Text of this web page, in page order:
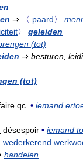
⇒ 〈 paard〉
〉
geleiden
(tot)
⇒ besturen,
(tot)
qc. • iemand
désespoir • iemand
wederkerend
handelen